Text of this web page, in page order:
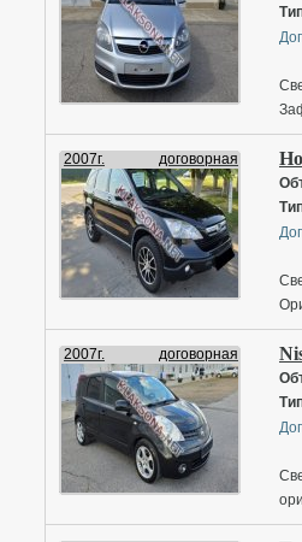
2007г. договорная
2007г. договорная